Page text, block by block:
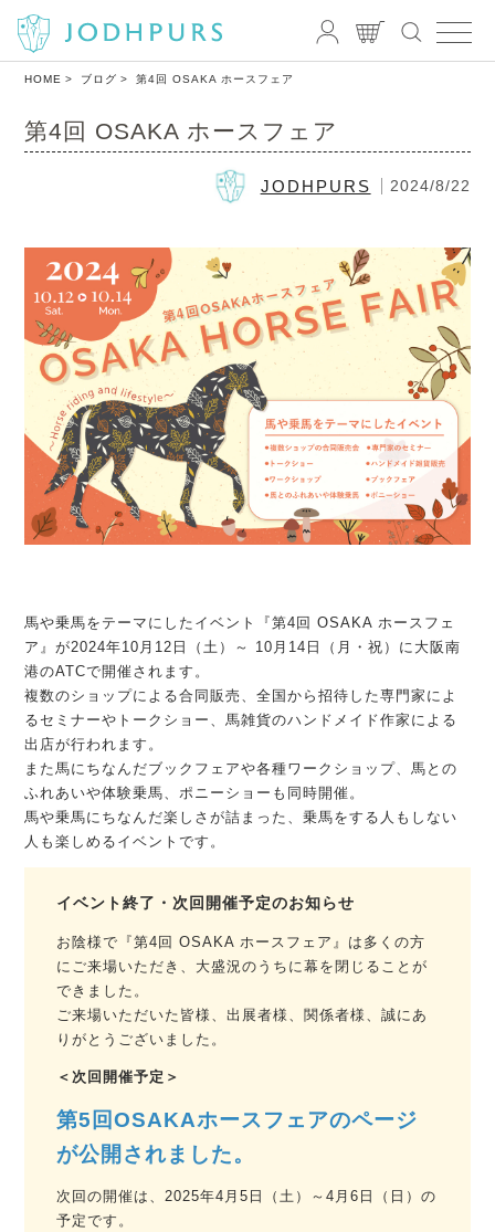
HOME ブログ 第4回 OSAKA ホースフェア
第4回 OSAKA ホースフェア
JODHPURS 2024/8/22
馬や乗馬をテーマにしたイベント『第4回 OSAKA ホースフェ
ア』が2024年10月12日（土）～ 10月14日（月・祝）に大阪南
港のATCで開催されます。
複数のショップによる合同販売、全国から招待した専門家によ
るセミナーやトークショー、馬雑貨のハンドメイド作家による
出店が行われます。
また馬にちなんだブックフェアや各種ワークショップ、馬との
ふれあいや体験乗馬、ポニーショーも同時開催。
馬や乗馬にちなんだ楽しさが詰まった、乗馬をする人もしない
人も楽しめるイベントです。
イベント終了・次回開催予定のお知らせ
お陰様で『第4回 OSAKA ホースフェア』は多くの方
にご来場いただき、大盛況のうちに幕を閉じることが
できました。
ご来場いただいた皆様、出展者様、関係者様、誠にあ
りがとうございました。
＜次回開催予定＞
第5回OSAKAホースフェアのページ
が公開されました。
次回の開催は、2025年4月5日（土）～4月6日（日）の
予定です。